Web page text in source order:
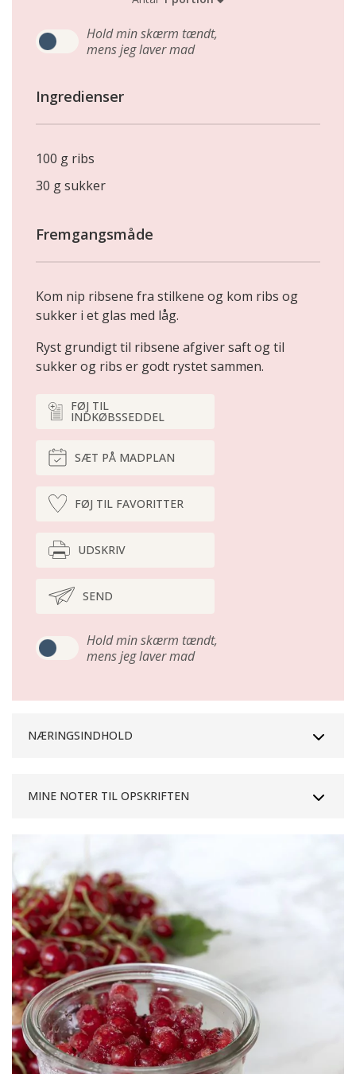
Hold min skærm tændt,
mens jeg laver mad
Ingredienser
100 g ribs
30 g sukker
Fremgangsmåde
Kom nip ribsene fra stilkene og kom ribs og
sukker i et glas med låg.
Ryst grundigt til ribsene afgiver saft og til
sukker og ribs er godt rystet sammen.
FØJ TIL
INDKØBSSEDDEL
SÆT PÅ MADPLAN
FØJ TIL FAVORITTER
UDSKRIV
SEND
Hold min skærm tændt,
mens jeg laver mad
NÆRINGSINDHOLD
MINE NOTER TIL OPSKRIFTEN